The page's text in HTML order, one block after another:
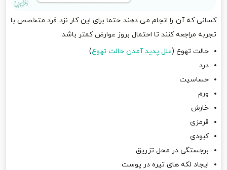
کسانی که آن را انجام می دهند حتما برای این کار نزد فرد متخصص با
تجربه مراجعه کنند تا احتمال بروز عوارض کمتر باشد:
حالت تهوع (علل پدید آمدن حالت تهوع)
درد
حساسیت
ورم
خارش
قرمزی
کبودی
برجستگی در محل تزریق
ایجاد لکه های تیره در پوست